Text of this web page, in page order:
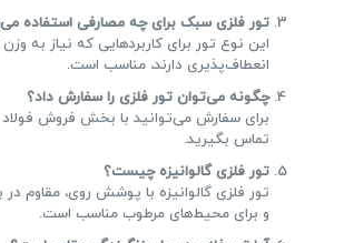
تور فلزی سبک برای چه مصارفی استفاده
این نوع تور برای کاربردهایی که نیاز به
انعطاف‌پذیری دارند، مناسب است.
چگونه می‌توان تور فلزی را سفارش داد؟
برای سفارش می‌توانید با بخش فروش فولاد
تماس بگیرید.
تور فلزی گالوانیزه چیست؟
تور فلزی گالوانیزه با پوشش روی، مقاوم
و برای محیط‌های مرطوب مناسب است.